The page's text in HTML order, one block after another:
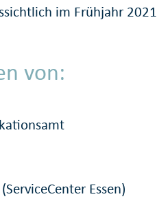
im Frühjahr 2021
von:
Essen)